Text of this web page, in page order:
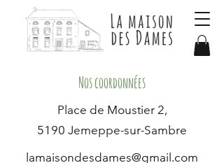
Nos coordonnées
Place de Moustier 2,
5190 Jemeppe-sur-Sambre
lamaisondesdames@gmail.com